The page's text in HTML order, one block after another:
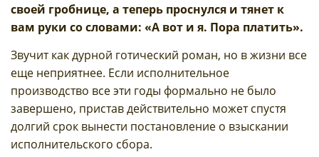
своей гробнице, а теперь проснулся и тянет к
вам руки со словами: «А вот и я. Пора платить».
Звучит как дурной готический роман, но в жизни все
еще неприятнее. Если исполнительное
производство все эти годы формально не было
завершено, пристав действительно может спустя
долгий срок вынести постановление о взыскании
исполнительского сбора.